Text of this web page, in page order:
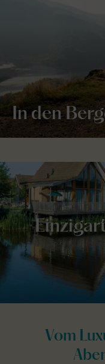
In den
Vom